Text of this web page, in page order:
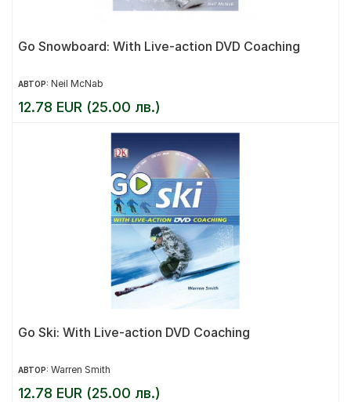
Go Snowboard: With Live-action DVD Coaching
АВТОР: Neil McNab
12.78 EUR (25.00 лв.)
Go Ski: With Live-action DVD Coaching
АВТОР: Warren Smith
12.78 EUR (25.00 лв.)